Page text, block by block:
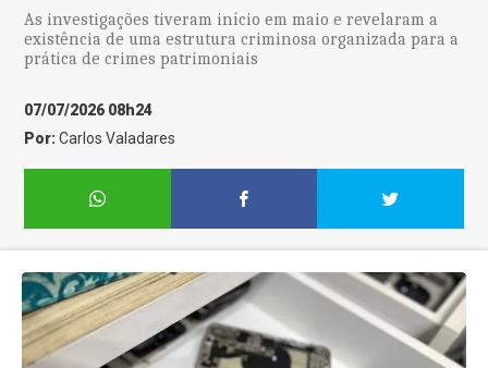
As investigações tiveram início em maio e revelaram a
existência de uma estrutura criminosa organizada para a
prática de crimes patrimoniais
07/07/2026 08h24
Por:Carlos Valadares